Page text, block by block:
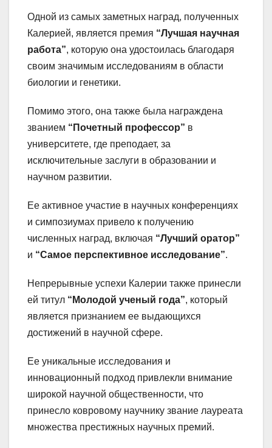
Одной из самых заметных наград, полученных
Калерией, является премия “Лучшая научная
работа”, которую она удостоилась благодаря
своим значимым исследованиям в области
биологии и генетики.
Помимо этого, она также была награждена
званием “Почетный профессор” в
университете, где преподает, за
исключительные заслуги в образовании и
научном развитии.
Ее активное участие в научных конференциях
и симпозиумах привело к получению
численных наград, включая “Лучший оратор”
и “Самое перспективное исследование”.
Непрерывные успехи Калерии также принесли
ей титул “Молодой ученый года”, который
является признанием ее выдающихся
достижений в научной сфере.
Ее уникальные исследования и
инновационный подход привлекли внимание
широкой научной общественности, что
принесло ковровому научнику звание лауреата
множества престижных научных премий.